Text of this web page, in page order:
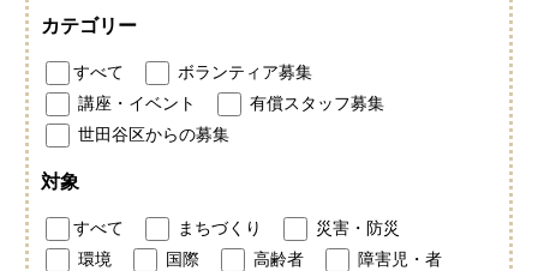
カテゴリー
すべて
ボランティア募集
講座・イベント
有償スタッフ募集
世田谷区からの募集
対象
すべて まちづくり
災害・防災
環境
国際 高齢者
障害児・者